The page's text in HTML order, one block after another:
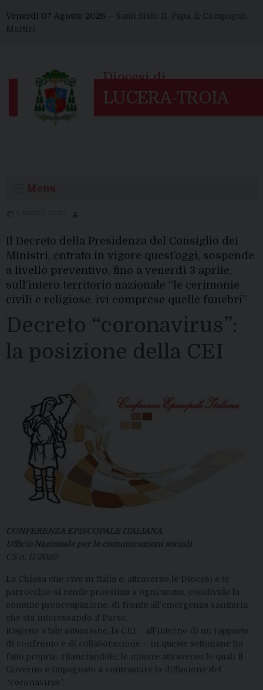
to
content
Venerdì 07 Agosto 2026 – Santi Sisto II, Papa, E Compagni,
Martiri
Menu
Il Decreto della Presidenza del Consiglio dei
Ministri, entrato in vigore quest’oggi, sospende
a livello preventivo, fino a venerdì 3 aprile,
sull’intero territorio nazionale “le cerimonie
civili e religiose, ivi comprese quelle funebri”
Decreto “coronavirus”:
la posizione della CEI
CONFERENZA EPISCOPALE ITALIANA
Ufficio Nazionale per le comunicazioni sociali
CS n. 11/2020
La Chiesa che vive in Italia e, attraverso le Diocesi e le
parrocchie si rende prossima a ogni uomo, condivide la
comune preoccupazione, di fronte all’emergenza sanitaria
che sta interessando il Paese.
Rispetto a tale situazione, la CEI – all’interno di un rapporto
di confronto e di collaborazione – in queste settimane ha
fatto proprie, rilanciandole, le misure attraverso le quali il
Governo è impegnato a contrastare la diffusione del
“coronavirus”.